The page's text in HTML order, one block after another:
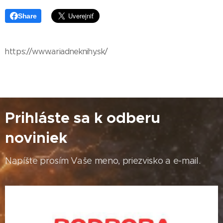
Share
https://www.ariadneknihy.sk/
Prihláste sa k odberu
noviniek
Napíšte prosím Vaše meno, priezvisko a e-mail.